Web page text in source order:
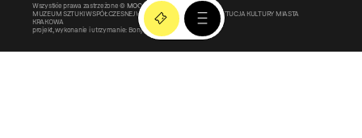
Wszystkie prawa zastrzeżone © MOCAK2011-2026
MUZEUM SZTUKI WSPÓŁCZESNEJ W KRAKOWIE MOCAK – INSTYTUCJA KULTURY MIASTA
KRAKOWA
projekt, wykonanie i utrzymanie: Bonjour.pl